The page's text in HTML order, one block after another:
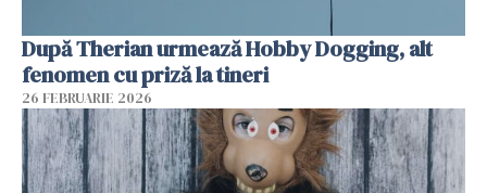
După Therian urmează Hobby Dogging, alt
fenomen cu priză la tineri
26 FEBRUARIE 2026